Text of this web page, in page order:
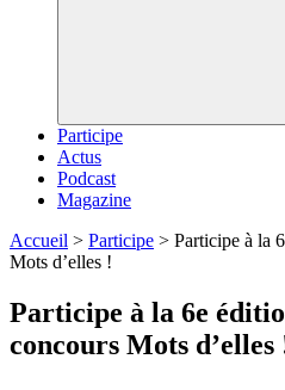
Participe
Actus
Podcast
Magazine
Accueil > Participe > Participe à la
Mots d’elles !
Participe à la 6e
concours Mots d’elles